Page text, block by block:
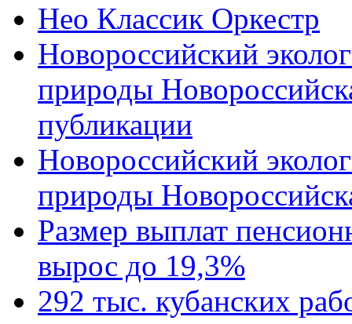
Нео Классик Оркестр
Новороссийский
природы
публикации
Новороссийский
природы
Размер выплат
вырос до 19,3%
292 тыс. кубанских